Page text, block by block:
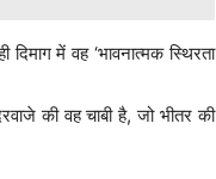
में वह ‘भावनात्मक स्थिरता
की वह चाबी है, जो भीतर की